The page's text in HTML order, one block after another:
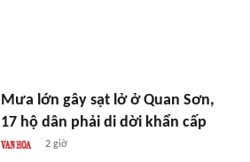
Mưa lớn gây sạt lở ở Quan Sơn,
17 hộ dân phải di dời khẩn cấp
2 giờ